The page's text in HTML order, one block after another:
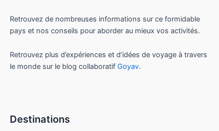
Retrouvez de nombreuses informations sur ce formidable
pays et nos conseils pour aborder au mieux vos activités.
Retrouvez plus d’expériences et d’idées de voyage à travers
le monde sur le blog collaboratif Goyav.
Destinations